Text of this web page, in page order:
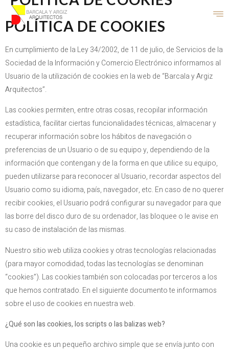
POLÍTICA DE COOKIES
En cumplimiento de la Ley 34/2002, de 11 de julio, de Servicios de la
Sociedad de la Información y Comercio Electrónico informamos al
Usuario de la utilización de cookies en la web de “Barcala y Argiz
Arquitectos”.
Las cookies permiten, entre otras cosas, recopilar información
estadística, facilitar ciertas funcionalidades técnicas, almacenar y
recuperar información sobre los hábitos de navegación o
preferencias de un Usuario o de su equipo y, dependiendo de la
información que contengan y de la forma en que utilice su equipo,
pueden utilizarse para reconocer al Usuario, recordar aspectos del
Usuario como su idioma, país, navegador, etc. En caso de no querer
recibir cookies, el Usuario podrá configurar su navegador para que
las borre del disco duro de su ordenador, las bloquee o le avise en
su caso de instalación de las mismas.
Nuestro sitio web utiliza cookies y otras tecnologías relacionadas
(para mayor comodidad, todas las tecnologías se denominan
“cookies”). Las cookies también son colocadas por terceros a los
que hemos contratado. En el siguiente documento te informamos
sobre el uso de cookies en nuestra web.
¿Qué son las cookies, los scripts o las balizas web?
Una cookie es un pequeño archivo simple que se envía junto con